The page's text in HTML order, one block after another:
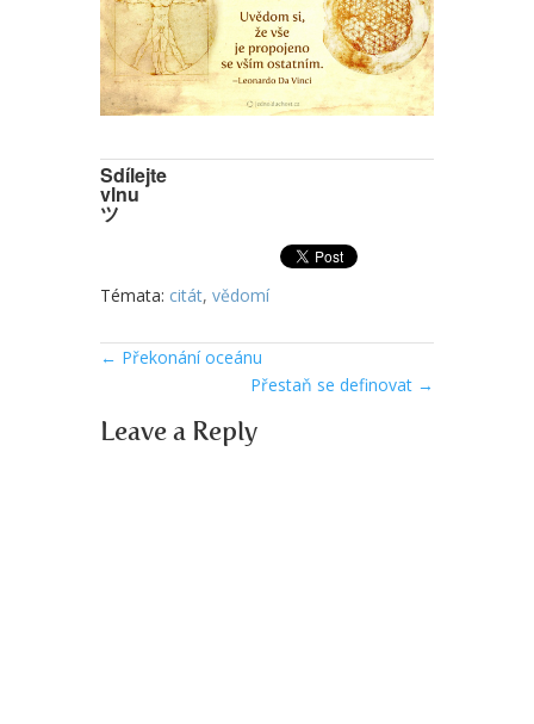
Sdílejte
vlnu
ツ
Témata: citát, vědomí
← Překonání oceánu
Přestaň se definovat →
Leave a Reply